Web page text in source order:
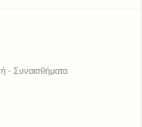
- Συναισθήματα